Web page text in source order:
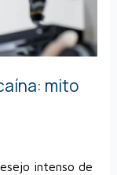
mito
intenso de